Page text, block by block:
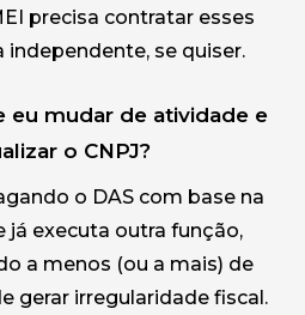
precisa contratar esses
se quiser.
eu mudar de atividade e
o CNPJ?
o DAS com base na
já executa outra função,
a menos (ou a mais) de
gerar irregularidade fiscal.